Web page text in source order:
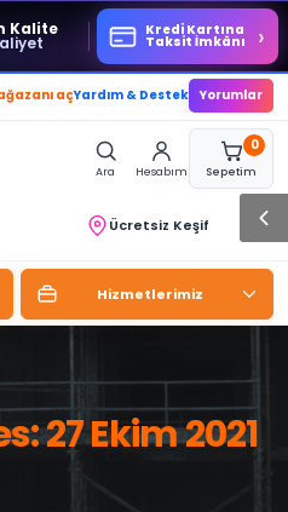
Kalite Kredi Kartına
Taksit İmkânı ›
açYardım & Destek Yorumlar
Ara Hesabım
0
Sepetim
Ücretsiz Keşif
Hizmetlerimiz
27 Ekim 2021